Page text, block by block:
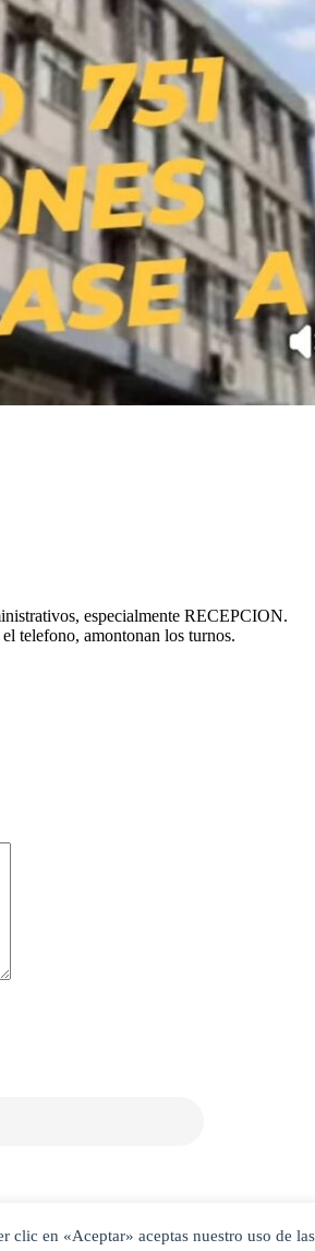
en «Aceptar» aceptas nuestro uso de
especialmente RECEPCION.
telefono, amontonan los turnos.